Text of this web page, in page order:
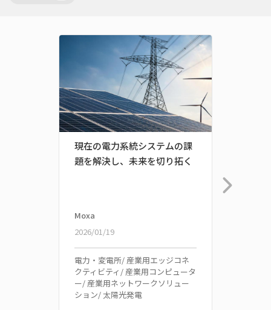
現在の電力系統システムの課
題を解決し、未来を切り拓く
Moxa
2026/01/19
電力・変電所/ 産業用エッジコネ
クティビティ/ 産業用コンピュータ
ー/ 産業用ネットワークソリュー
ション/ 太陽光発電